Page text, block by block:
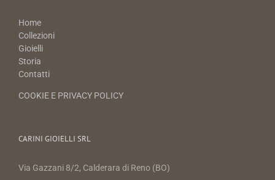
Home
Collezioni
Gioielli
Storia
Contatti
COOKIE E PRIVACY POLICY
CARINI GIOIELLI SRL
Via Gazzani 8/2, Calderara di Reno (BO)